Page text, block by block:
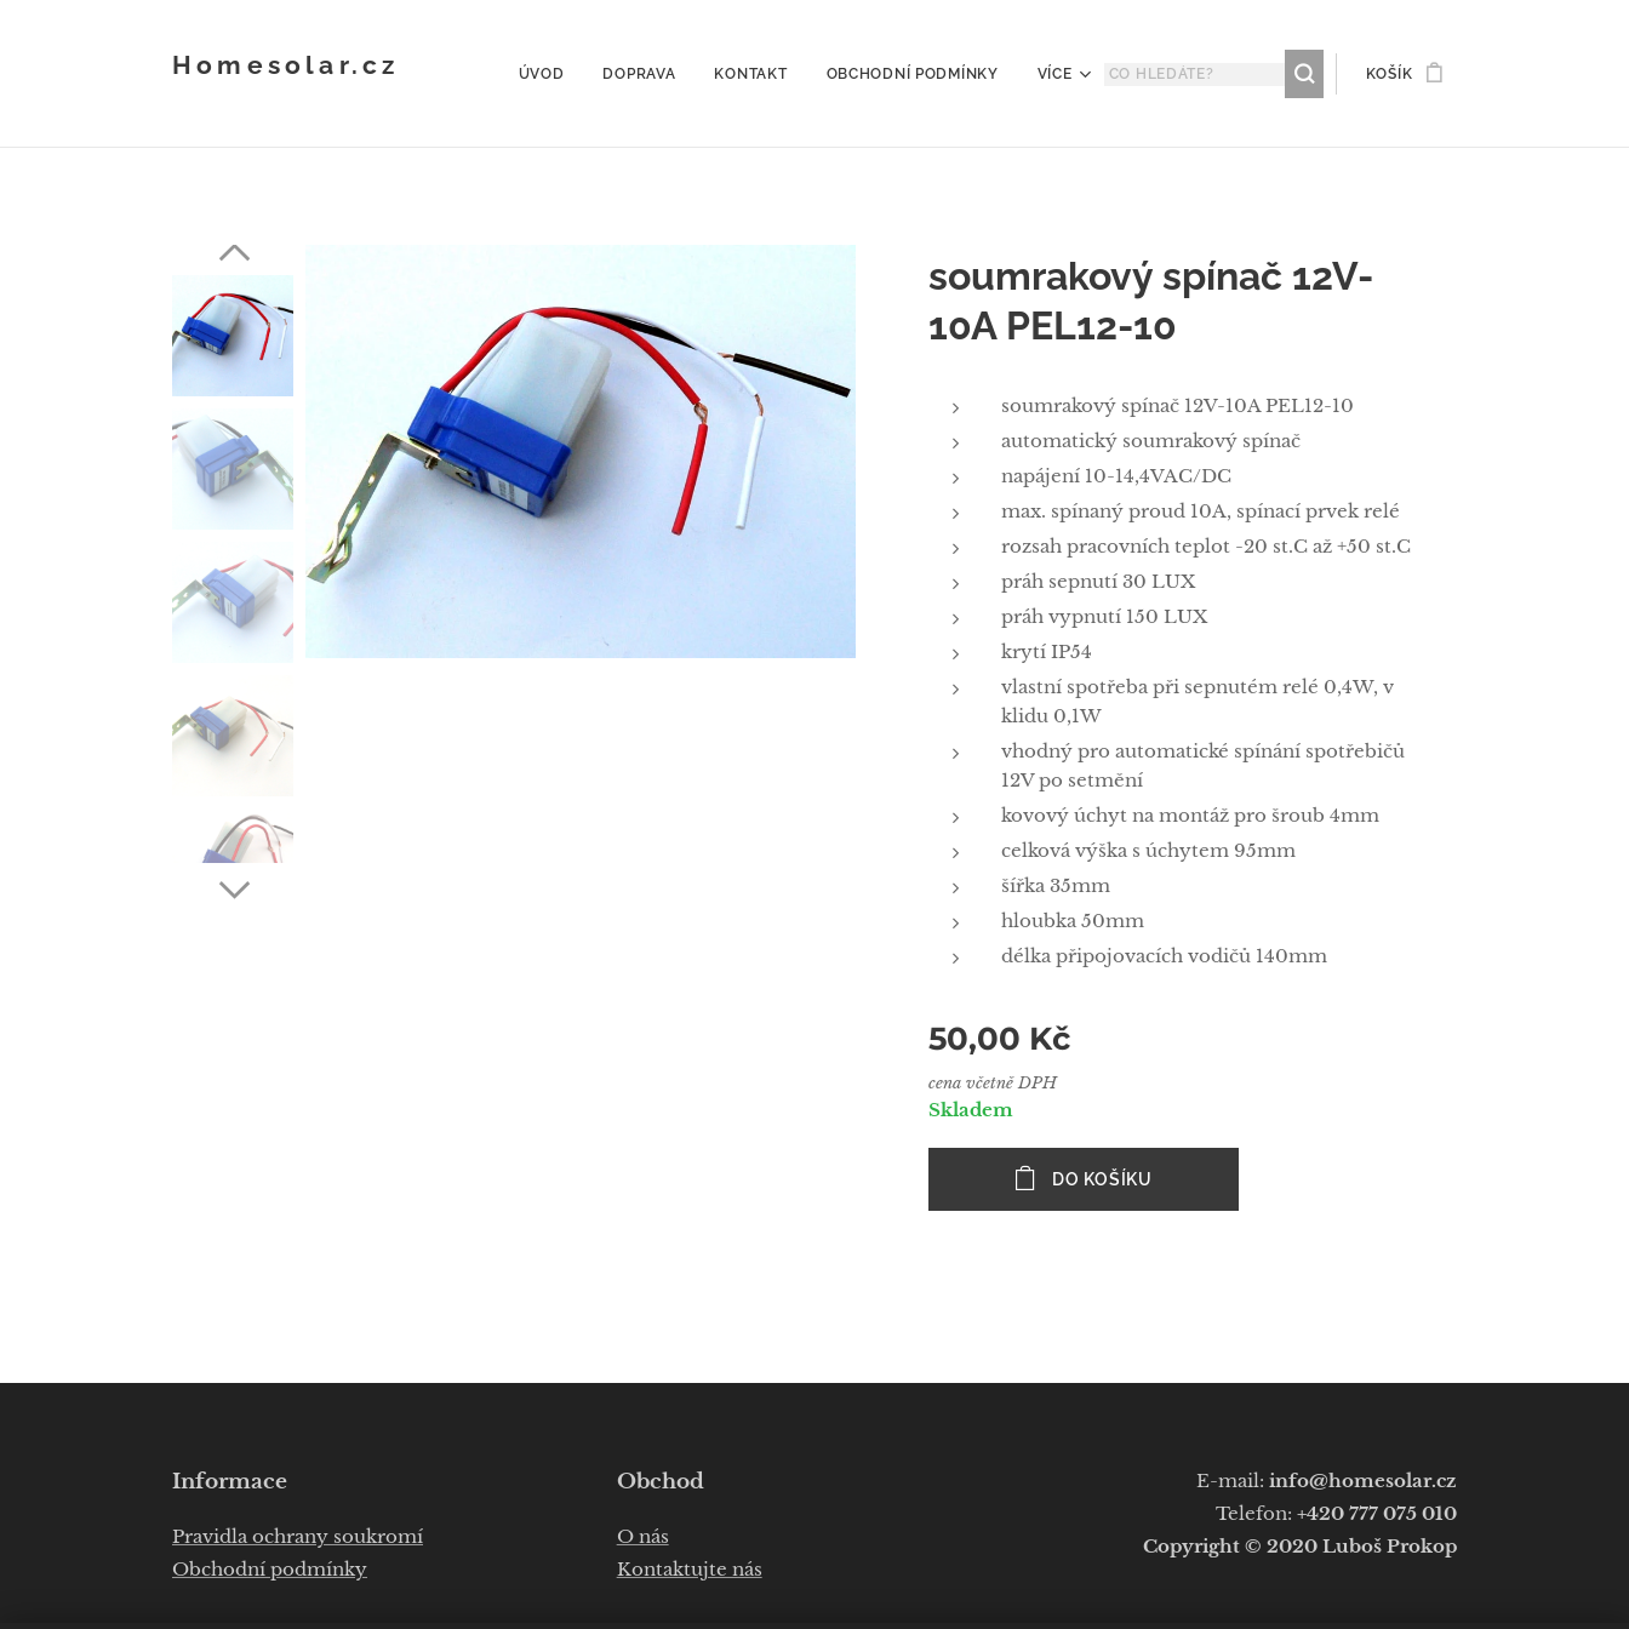
Homesolar.cz ÚVOD DOPRAVA KONTAKT OBCHODNÍ PODMÍNKY VÍCE KOŠÍK
soumrakový spínač 12V-
10A PEL12-10
soumrakový spínač 12V-10A PEL12-10
automatický soumrakový spínač
napájení 10-14,4VAC/DC
max. spínaný proud 10A, spínací prvek relé
rozsah pracovních teplot -20 st.C až +50 st.C
práh sepnutí 30 LUX
práh vypnutí 150 LUX
krytí IP54
vlastní spotřeba při sepnutém relé 0,4W, v
klidu 0,1W
vhodný pro automatické spínání spotřebičů
12V po setmění
kovový úchyt na montáž pro šroub 4mm
celková výška s úchytem 95mm
šířka 35mm
hloubka 50mm
délka připojovacích vodičů 140mm
50,00 Kč
cena včetně DPH
Skladem
DO KOŠÍKU
Informace
Pravidla ochrany soukromí
Obchodní podmínky
Obchod
O nás
Kontaktujte nás
E-mail: info@homesolar.cz
Telefon: +420 777 075 010
Copyright © 2020 Luboš Prokop